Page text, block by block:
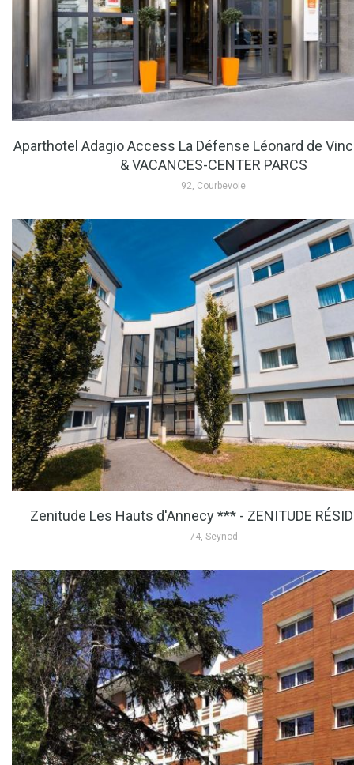
Aparthotel Adagio Access La Défense Léonard de
& VACANCES-CENTER PARCS
92, Courbevoie
Zenitude Les Hauts d'Annecy *** - ZENITUDE
74, Seynod